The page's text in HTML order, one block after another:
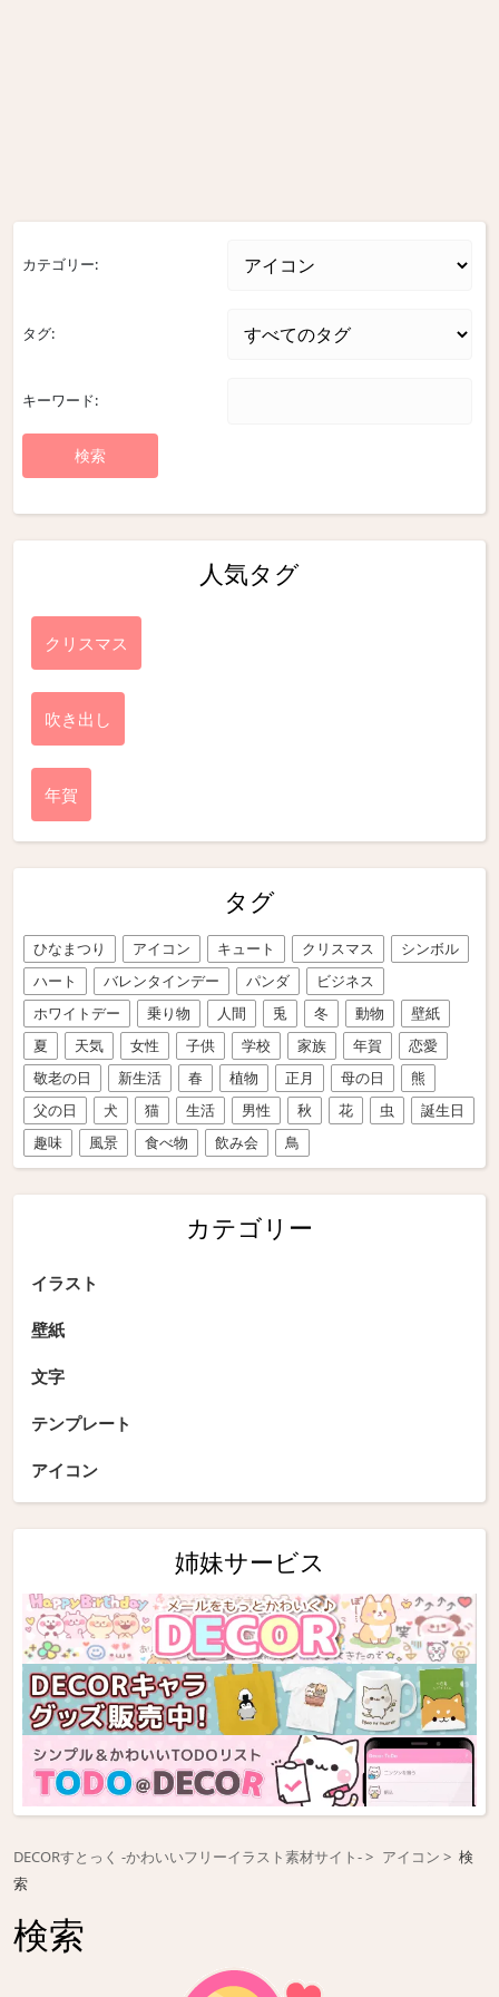
カテゴリー:
タグ:
キーワード:
人気タグ
クリスマス
吹き出し
年賀
タグ
ひなまつり アイコン キュート クリスマス
シンボル
ハート
バレンタインデー パンダ
ビジネス
ホワイトデー
乗り物 人間 兎 冬 動物
壁紙
夏
天気 女性 子供 学校 家族 年賀
恋愛
敬老の日
新生活 春 植物 正月 母の日
熊
父の日
犬 猫 生活 男性 秋 花 虫
誕生日
趣味
風景 食べ物 飲み会 鳥
カテゴリー
イラスト
壁紙
文字
テンプレート
アイコン
姉妹サービス
DECORすとっく -かわいいフリーイラスト素材サイト- アイコン
検
索
検索